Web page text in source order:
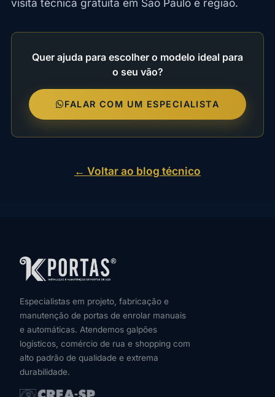
Quer ajuda para escolher o modelo ideal para
o seu vão?
FALAR COM UM ESPECIALISTA
← Voltar ao blog técnico
Especialistas em projeto, fabricação e
manutenção de portas de enrolar manuais
e automáticas. Atendemos galpões
logísticos, comércio de rua e shopping com
alto padrão de qualidade e extrema
durabilidade.